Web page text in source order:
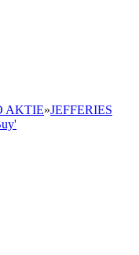
AKTIE»JEFFERIES